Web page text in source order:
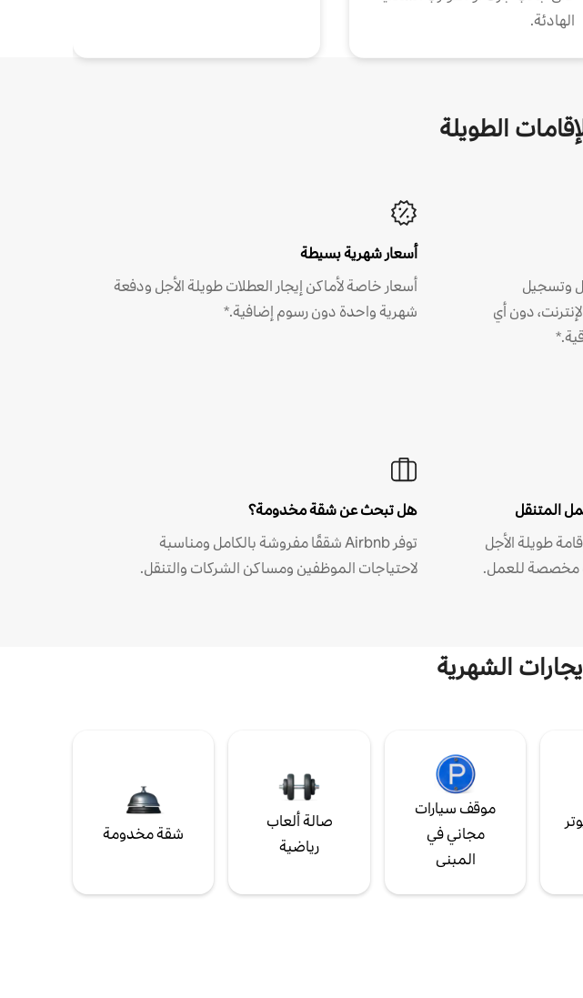
الهادئة.
الطويلة
وتسجيل
دون أي
أسعار شهرية بسيطة
أسعار خاصة لأماكن إيجار العطلات طويلة الأجل ودفعة
شهرية واحدة دون رسوم إضافية.*
المتنقل
طويلة الأجل
مخصصة للعمل.
هل تبحث عن شقة مخدومة؟
توفر Airbnb شققًا مفروشة بالكامل ومناسبة
لاحتياجات الموظفين ومساكن الشركات والتنقل.
الشهرية
موقف سيارات
مجاني في
المبنى
صالة ألعاب
رياضية
شقة مخدومة